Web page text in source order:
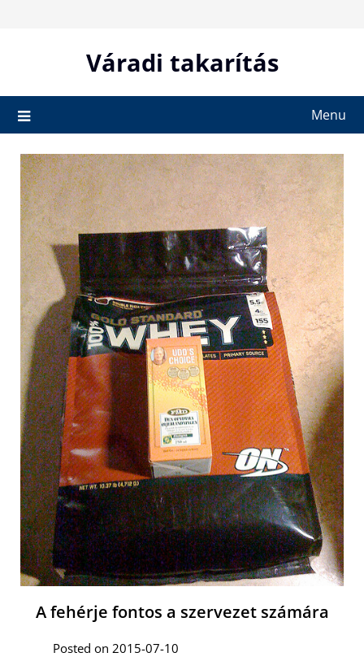
Váradi takarítás
Menu
A fehérje fontos a szervezet számára
Posted on 2015-07-10